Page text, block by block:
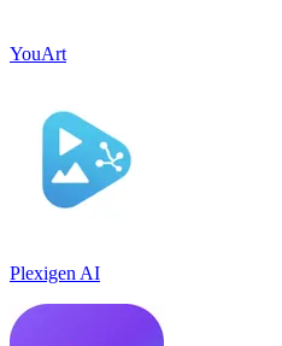
YouArt
Plexigen AI